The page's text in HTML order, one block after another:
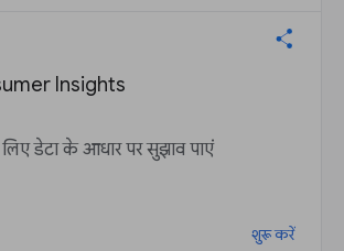
Insights
डेटा के आधार पर सुझाव पाएं
शुरू करें